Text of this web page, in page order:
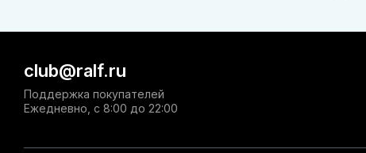
club@ralf.ru
Поддержка покупателей
Ежедневно, с 8:00 до 22:00